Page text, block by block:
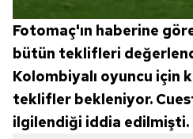
Fotomaç'ın haberine
bütün teklifleri
Kolombiyalı oyuncu için
teklifler bekleniyor.
ilgilendiği iddia edilmişti.